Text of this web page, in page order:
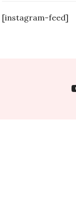
[instagram-feed]